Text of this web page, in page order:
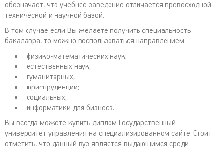
обозначает, что учебное заведение отличается превосходной
технической и научной базой.
В том случае если Вы желаете получить специальность
бакалавра, то можно воспользоваться направлением:
физико-математических наук;
естественных наук;
гуманитарных;
юриспруденции;
социальных;
информатики для бизнеса.
Вы всегда можете купить диплом Государственный
университет управления на специализированном сайте. Стоит
отметить, что данный вуз является выдающимся среди